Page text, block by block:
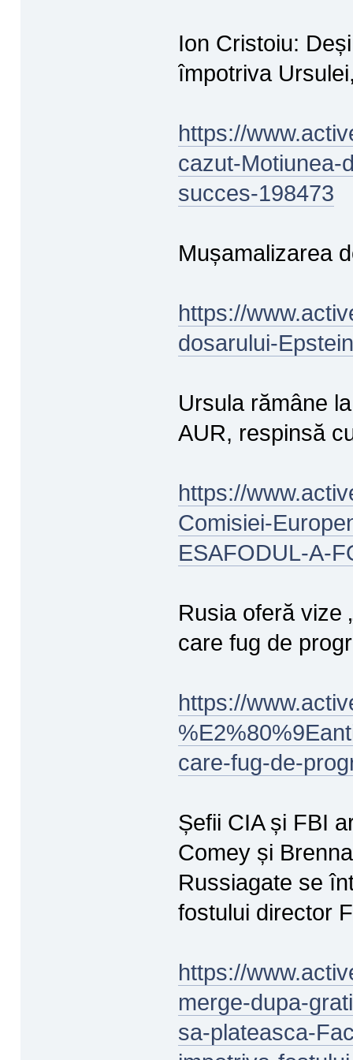
Ion Cristoiu:
împotriva
https://
cazut-Motiunea-
succes-198473
Mușamalizarea
https://
dosarului-
Ursula rămâne
AUR, respinsă
https://
Comisiei-
ESAFODUL-A-
Rusia oferă vize
care fug de
https://
care-fug-de-
Șefii CIA și FBI
Comey și
Russiagate se
fostului director
https://
merge-dupa-
sa-plateasca-